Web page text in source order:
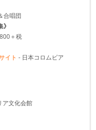
合唱団
＋税
イト - 日本コロムビア
ア文化会館